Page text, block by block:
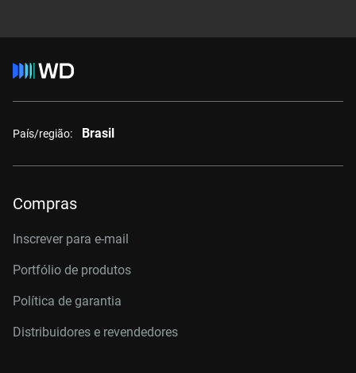
País/região: Brasil
Compras
Inscrever para e-mail
Portfólio de produtos
Política de garantia
Distribuidores e revendedores